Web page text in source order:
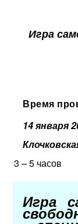
Игра
Время
14 января
3 – 5 часов
Игра